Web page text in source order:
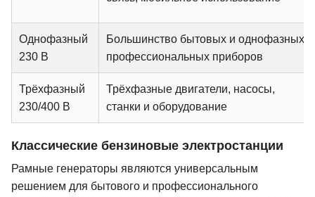
Однофазный
230 В
Большинство бытовых и однофазных
профессиональных приборов
Трёхфазный
230/400 В
Трёхфазные двигатели, насосы,
станки и оборудование
Классические бензиновые электростанции
Рамные генераторы являются универсальным
решением для бытового и профессионального